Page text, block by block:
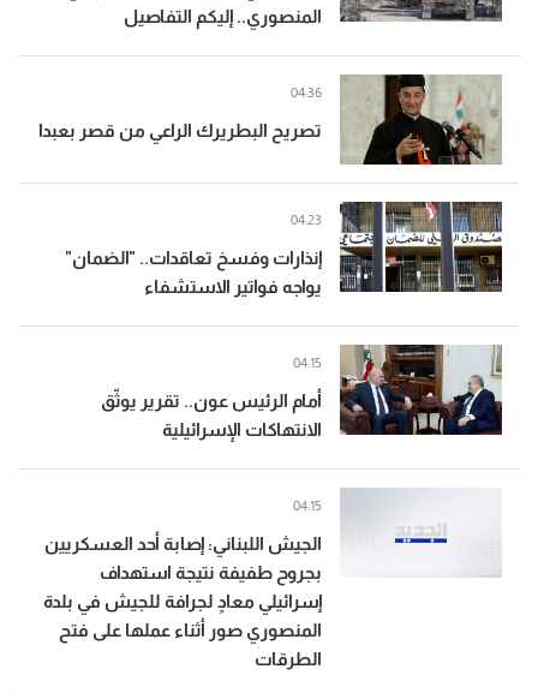
المنصوري.. إليكم التفاصيل
تصريح البطريرك الراعي من قصر بعبدا
04:36
إنذارات وفسخ تعاقدات.. "الضمان"
يواجه فواتير الاستشفاء
04:23
أمام الرئيس عون.. تقرير يوثّق
الانتهاكات الإسرائيلية
04:15
الجيش اللبناني: إصابة أحد العسكريين
بجروح طفيفة نتيجة استهداف
إسرائيلي معادٍ لجرافة للجيش في بلدة
المنصوري صور أثناء عملها على فتح
الطرقات
04:15